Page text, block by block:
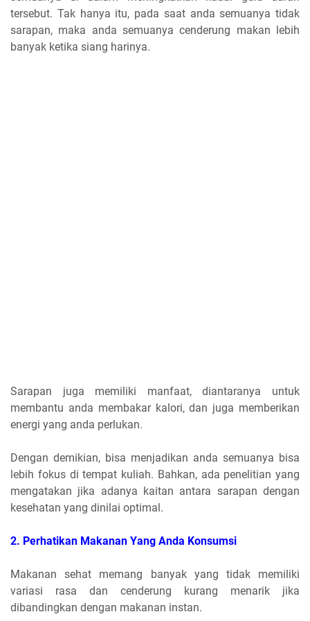
tersebut. Tak hanya itu, pada saat anda semuanya tidak
sarapan, maka anda semuanya cenderung makan lebih
banyak ketika siang harinya.
Sarapan juga memiliki manfaat, diantaranya untuk
membantu anda membakar kalori, dan juga memberikan
energi yang anda perlukan.
Dengan demikian, bisa menjadikan anda semuanya bisa
lebih fokus di tempat kuliah. Bahkan, ada penelitian yang
mengatakan jika adanya kaitan antara sarapan dengan
kesehatan yang dinilai optimal.
2. Perhatikan Makanan Yang Anda Konsumsi
Makanan sehat memang banyak yang tidak memiliki
variasi rasa dan cenderung kurang menarik jika
dibandingkan dengan makanan instan.